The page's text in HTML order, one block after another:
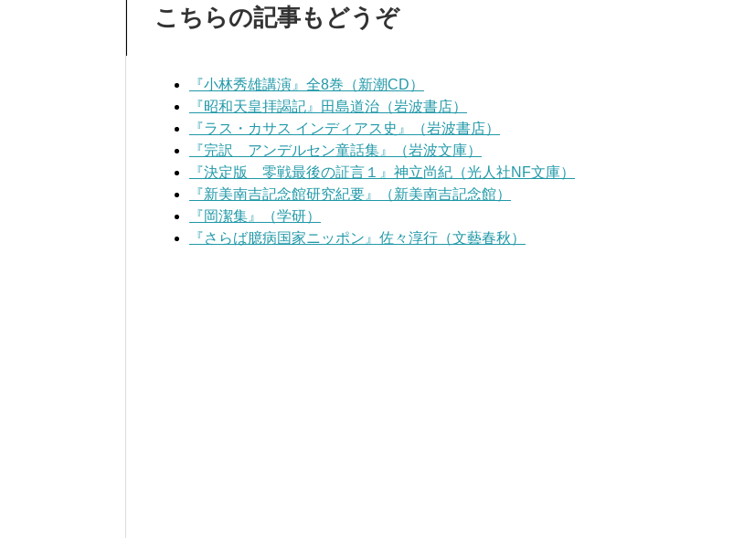
こちらの記事もどうぞ
『小林秀雄講演』全8巻（新潮CD）
『昭和天皇拝謁記』田島道治（岩波書店）
『ラス・カサス インディアス史』（岩波書店）
『完訳 アンデルセン童話集』（岩波文庫）
『決定版 零戦最後の証言１』神立尚紀（光人社NF文庫）
『新美南吉記念館研究紀要』（新美南吉記念館）
『岡潔集』（学研）
『さらば臆病国家ニッポン』佐々淳行（文藝春秋）